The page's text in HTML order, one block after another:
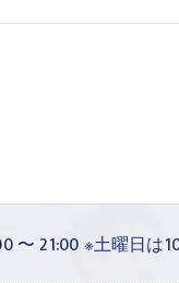
〜 21:00 ※土曜日は